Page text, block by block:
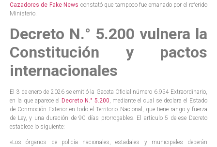
Cazadores de Fake News constató que tampoco fue emanado por el referido
Ministerio.
Decreto N.° 5.200 vulnera la
Constitución y pactos
internacionales
El 3 de enero de 2026 se emitió la Gaceta Oficial número 6.954 Extraordinario,
en la que aparece el
Decreto N.° 5.200, mediante el cual se declara el Estado
de Conmoción Exterior en todo el Territorio Nacional, que tiene rango y fuerza
de Ley, y una duración de 90 días prorrogables. El artículo 5 de ese Decreto
establece lo siguiente:
«Los órganos de policía nacionales, estadales y municipales deberán